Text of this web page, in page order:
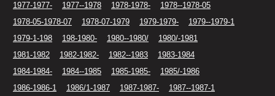
1977-1977-
1977--1978 1978-1978-
1978--1978-05
1978-05-1978-07
1978-07-1979 1979-1979-
1979--1979-1
1979-1-198
198-1980- 1980--1980/
1980/-1981
1981-1982
1982-1982- 1982--1983
1983-1984
1984-1984-
1984--1985 1985-1985-
1985/-1986
1986-1986-1
1986/1-1987 1987-1987-
1987--1987-1